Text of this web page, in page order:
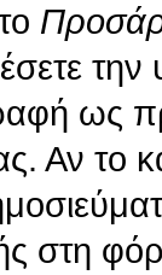
την
ως
Αν το
στη